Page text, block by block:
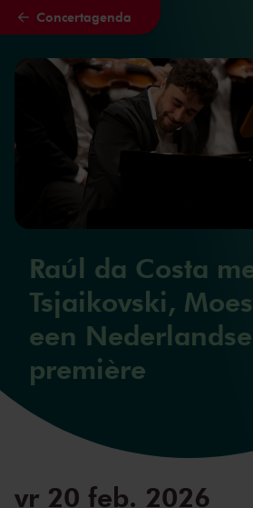
Naar hoofdcontent
Concertagenda
Raúl da Costa
Tsjaikovski,
een Nederlandse
première
vr 20 feb. 2026